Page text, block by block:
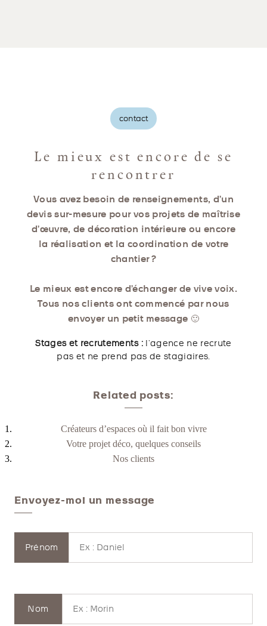
contact
Le mieux est encore de se
rencontrer
Vous avez besoin de renseignements, d’un
devis sur-mesure pour vos projets de maîtrise
d’œuvre, de décoration intérieure ou encore
la réalisation et la coordination de votre
chantier ?
Le mieux est encore d’échanger de vive voix.
Tous nos clients ont commencé par nous
envoyer un petit message 🙂
Stages et recrutements : l’agence ne recrute
pas et ne prend pas de stagiaires.
Related posts:
Créateurs d’espaces où il fait bon vivre
Votre projet déco, quelques conseils
Nos clients
Envoyez-moi un message
Prénom
Nom